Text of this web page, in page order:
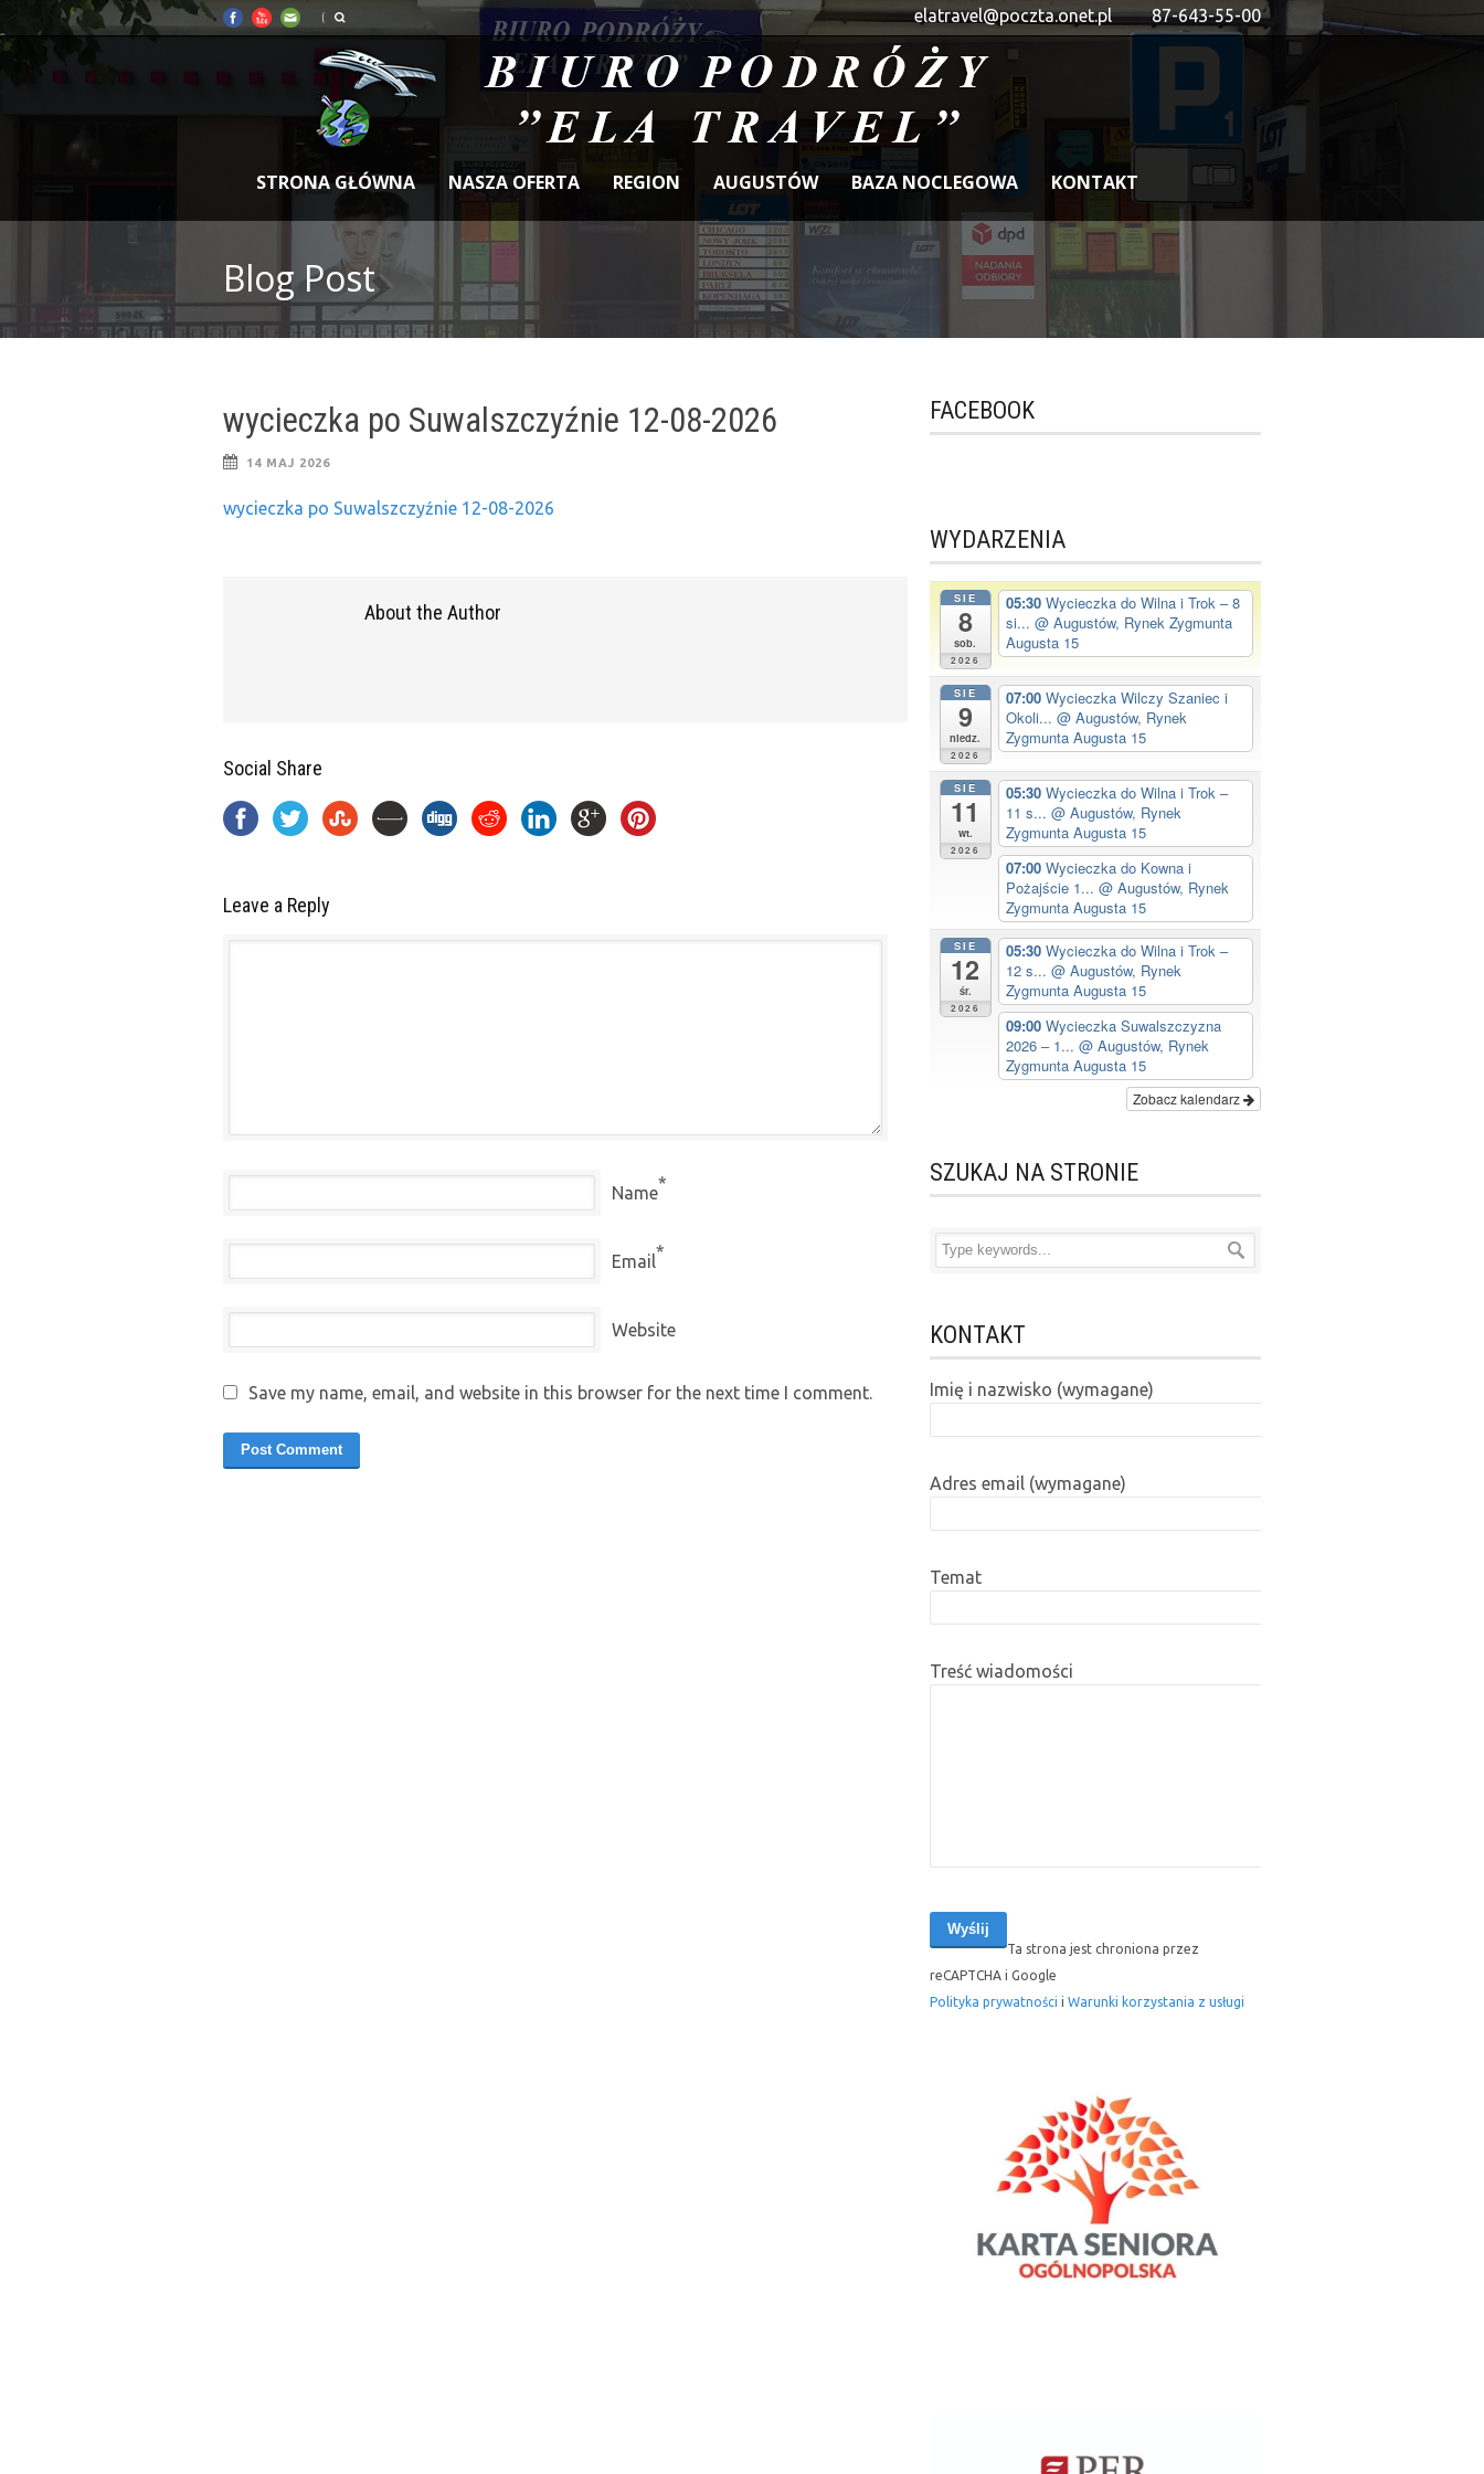
elatravel@poczta.onet.pl 87-643-55-00
STRONA GŁÓWNA NASZA OFERTA REGION AUGUSTÓW BAZA NOCLEGOWA KONTAKT
Blog Post
wycieczka po Suwalszczyźnie 12-08-2026
14 MAJ 2026
wycieczka po Suwalszczyźnie 12-08-2026
About the Author
Social Share
Leave a Reply
Name*
Email*
Website
Save my name, email, and website in this browser for the next time I comment.
FACEBOOK
WYDARZENIA
SIE
8
sob.
2026
05:30 Wycieczka do Wilna i Trok – 8
si... @ Augustów, Rynek Zygmunta
Augusta 15
SIE
9
niedz.
2026
07:00 Wycieczka Wilczy Szaniec i
Okoli... @ Augustów, Rynek
Zygmunta Augusta 15
SIE
11
wt.
2026
05:30 Wycieczka do Wilna i Trok –
11 s... @ Augustów, Rynek
Zygmunta Augusta 15
07:00 Wycieczka do Kowna i
Pożajście 1... @ Augustów, Rynek
Zygmunta Augusta 15
SIE
12
śr.
2026
05:30 Wycieczka do Wilna i Trok –
12 s... @ Augustów, Rynek
Zygmunta Augusta 15
09:00 Wycieczka Suwalszczyzna
2026 – 1... @ Augustów, Rynek
Zygmunta Augusta 15
Zobacz kalendarz
SZUKAJ NA STRONIE
KONTAKT
Imię i nazwisko (wymagane)
Adres email (wymagane)
Temat
Treść wiadomości
Ta strona jest chroniona przez
reCAPTCHA i Google
Polityka prywatności i Warunki korzystania z usługi